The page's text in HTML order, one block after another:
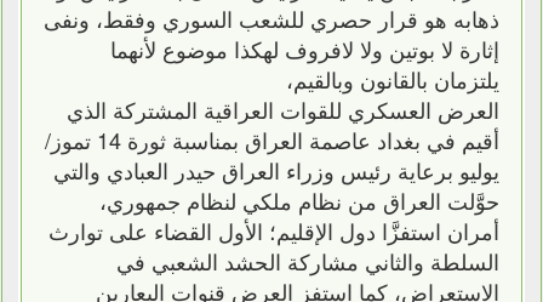
ذهابه هو قرار حصري للشعب السوري وفقط، ونفى
إثارة لا بوتين ولا لافروف لهكذا موضوع لأنهما
يلتزمان بالقانون وبالقيم،
العرض العسكري للقوات العراقية المشتركة الذي
أقيم في بغداد عاصمة العراق بمناسبة ثورة 14 تموز/
يوليو برعاية رئيس وزراء العراق حيدر العبادي والتي
حوَّلت العراق من نظام ملكي لنظام جمهوري،
أمران استفزَّا دول الإقليم؛ الأول القضاء على توارث
السلطة والثاني مشاركة الحشد الشعبي في
الاستعراض، كما استفز العرض قنوات البعارين